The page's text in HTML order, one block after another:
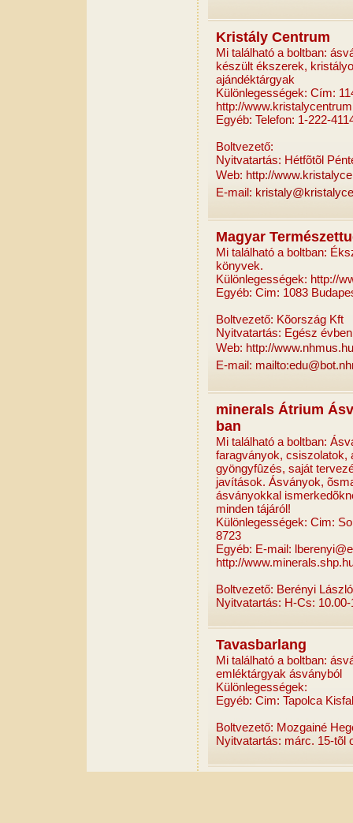
Kristály Centrum
Mi található a boltban:
készült ékszerek,
ajándéktárgyak
Különlegességek: Cím:
http://
Egyéb: Telefon: 1-222-
Boltvezető:
Nyitvatartás: Hétfõtõl
Web: http://
E-mail:
Magyar
Mi található a boltban:
könyvek.
Különlegességek: http://
Egyéb: Cim: 1083
Boltvezető: Kõország Kft
Nyitvatartás: Egész
Web: http://
E-mail:
minerals Átrium
ban
Mi található a boltban:
faragványok, csiszolatok,
gyöngyfûzés, saját
javítások. Ásványok,
ásványokkal
minden tájáról!
Különlegességek: Cim:
8723
Egyéb: E-mail:
http://
Boltvezető: Berényi László
Nyitvatartás: H-Cs:
Tavasbarlang
Mi található a boltban:
emléktárgyak ásványból
Különlegességek:
Egyéb: Cim: Tapolca
Boltvezető: Mozgainé
Nyitvatartás: márc. 15-tõl